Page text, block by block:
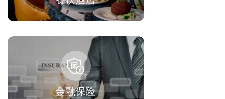
金融保险